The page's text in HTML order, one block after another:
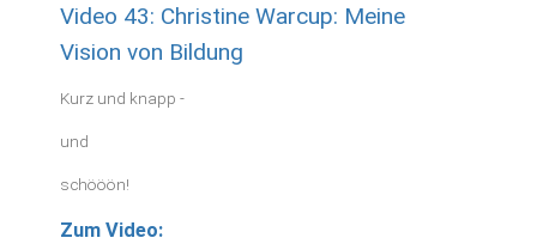
von
Beschämung
–
Video 43: Christine Warcup: Meine
Vision von Bildung
Kurz und knapp -
und
schööön!
Zum Video: